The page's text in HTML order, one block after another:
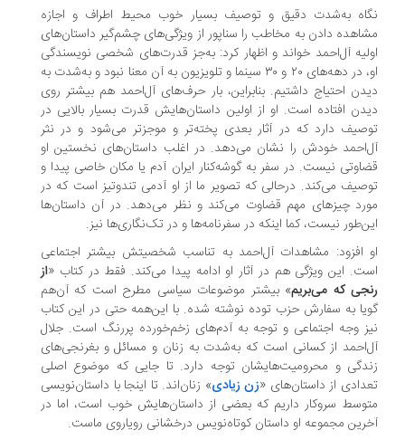
به‌شدت دقیق و توصیف بسیار خوب محیط اطراف و اجازه‌
دادن به مخاطب را سناپور از ویژگی‌های چشم‌گیر داستان‌های
آل‌احمد خواند و اظهار کرد: به‌جز قدرت‌های شخصی نویسندگی
او، در دهه‌های ۲۰ و ۳۰ سینما و تلویزیون به آن معنا نبود و به‌شدت به
احتیاج داشتیم. بنابراین، بار حرف‌های آل‌احمد هم بیشتر روی
افتاده است. او از اولین‌ داستان‌هایش قدرت بسیار بالایی در
دارد که در آثار بعدی پخته‌تر و موجزتر می‌شود و در نثر
خودش را نشان می‌دهد. در اغلب داستان‌های نخستین او
نیست. در سفر به گوشه‌کنار ایران آدم یا مکان خاصی پیدا و
می‌کند. درحالی که تصویر ما از او آدمی تندوتیز است که در
چیزهای مهم قضاوت می‌کند و نظر می‌دهد. در آن داستان‌ها
نیست، کما اینکه در سفرنامه‌ها و در تک‌نگاری‌ها نیز.
افزود: مشاهدات آل‌احمد به تناسب شخصیتش بیشتر اجتماعی
این ویژگی هم در آثار او ادامه پیدا می‌کند. فقط در کتاب « از
که می‌بریم» بیشتر موضوعات سیاسی مطرح است که آن‌هم
به سفارش حزب توده نوشته شده. با این‌همه حتی در این کتاب
وجه اجتماعی و توجه به آدم‌های زخم‌خورده پررنگ است. جلال
از کسانی است که به‌شدت به زنان و مسائل و بغرنجی‌های
و محرومیت‌هایشان توجه دارد. تا جایی که موضوع اصلی
از داستان‌های «زن زیادی» زنان‌اند. تا اینجا با داستان‌نویسی
سروکار داریم که بعضی از داستان‌هایش خوب است، اما در
مجموعه‌ او داستان کوتاه‌نویس درخشانی رویاروی ماست.